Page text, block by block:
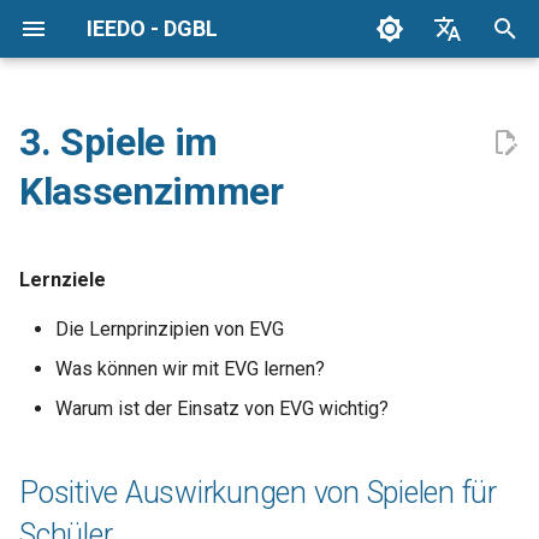
IEEDO - DGBL
h
Positive Auswirkungen von
Spielen für Schüler
Jahrhunderts
Was Spiele bieten
Lernfluss
Lehrmethoden
3. Spiele im
Klassenzimmer
Lernziele
Die Lernprinzipien von EVG
Was können wir mit EVG lernen?
Warum ist der Einsatz von EVG wichtig?
Positive Auswirkungen von Spielen für